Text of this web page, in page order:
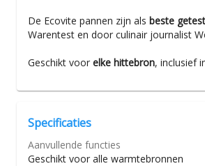
De Ecovite pannen zijn als beste getest
Warentest en door culinair journalist
Geschikt voor elke hittebron, inclusief
Specificaties
Aanvullende functies
Geschikt voor alle warmtebronnen